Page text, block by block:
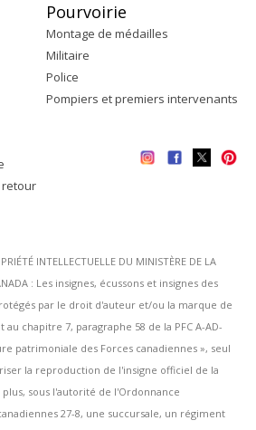
Pourvoirie
Montage de médailles
Militaire
Police
Pompiers et premiers intervenants
retour
INTELLECTUELLE DU MINISTÈRE DE LA
: Les insignes, écussons et insignes des
par le droit d'auteur et/ou la marque de
chapitre 7, paragraphe 58 de la PFC A-AD-
patrimoniale des Forces canadiennes », seul
la reproduction de l'insigne officiel de la
sous l'autorité de l'Ordonnance
27-8, une succursale, un régiment